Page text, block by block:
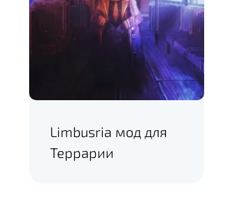
Limbusria мод для
Террарии